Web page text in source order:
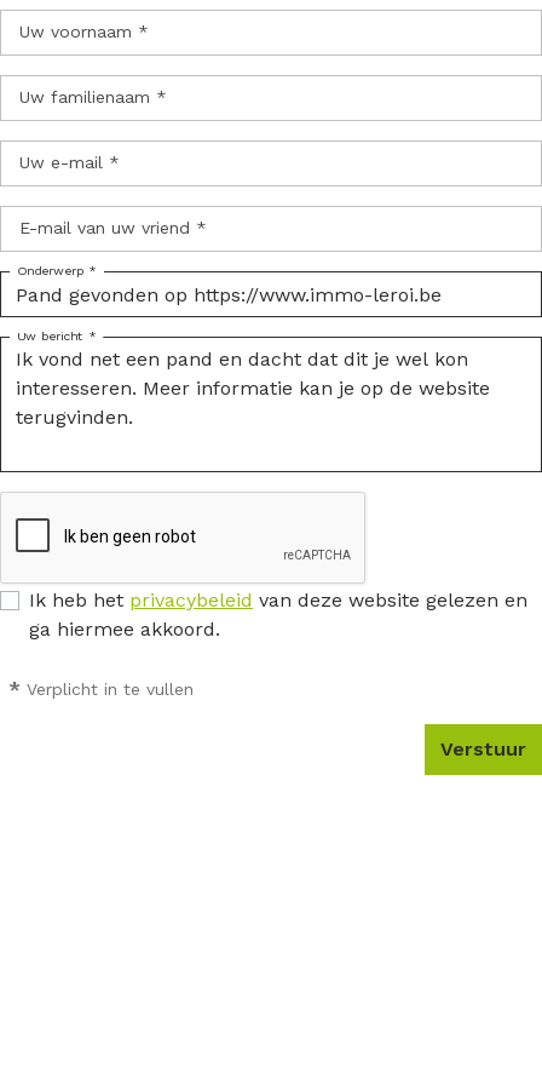
Uw voornaam *
Uw familienaam *
Uw e-mail *
E-mail van uw vriend *
Onderwerp *
Uw bericht *
Ik heb het privacybeleid van deze website gelezen en
ga hiermee akkoord.
* Verplicht in te vullen
Verstuur